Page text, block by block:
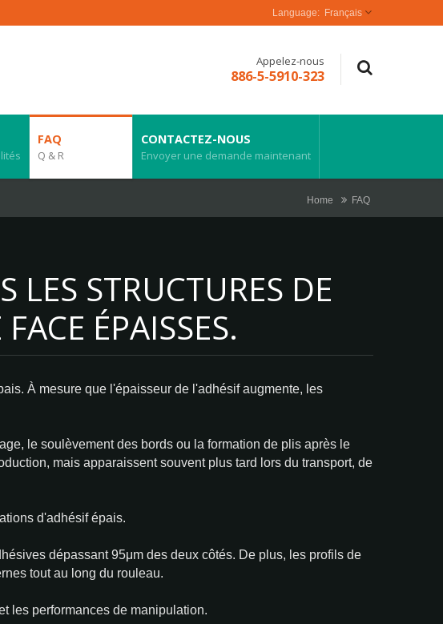
Français
Appelez-nous
886-5-5910-323
FAQ
Q & R
CONTACTEZ-NOUS
Envoyer une demande maintenant
Home FAQ
LES STRUCTURES DE
ÉPAISSES.
À mesure que l'épaisseur de l'adhésif augmente, les
le soulèvement des bords ou la formation de plis après le
mais apparaissent souvent plus tard lors du transport, de
d'adhésif épais.
dépassant 95μm des deux côtés. De plus, les profils de
tout au long du rouleau.
les performances de manipulation.